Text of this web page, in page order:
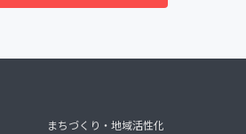
まちづくり・地域活性化